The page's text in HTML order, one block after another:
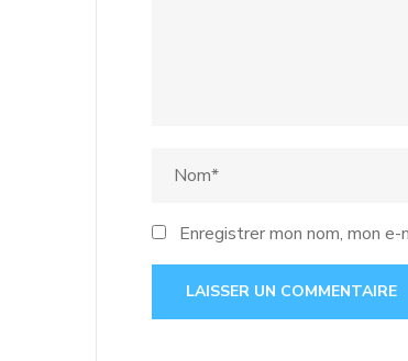
Enregistrer mon nom, mon